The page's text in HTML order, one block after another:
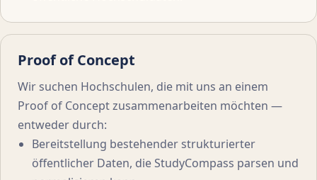
Proof of Concept
Wir suchen Hochschulen, die mit uns an einem
Proof of Concept zusammenarbeiten möchten —
entweder durch:
Bereitstellung bestehender strukturierter
öffentlicher Daten, die StudyCompass parsen und